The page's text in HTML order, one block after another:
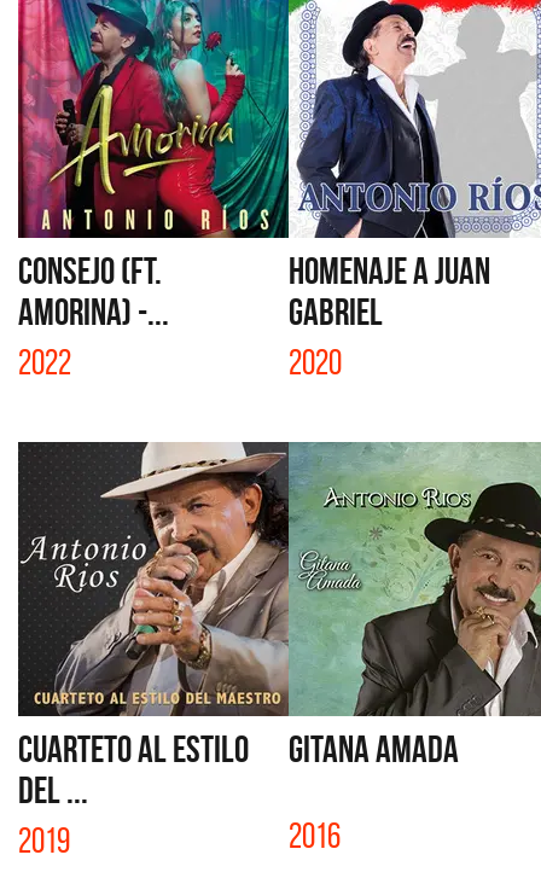
CONSEJO (FT.
AMORINA) -...
2022
HOMENAJE A JUAN
GABRIEL
2020
CUARTETO AL ESTILO
DEL ...
2019
GITANA AMADA
2016